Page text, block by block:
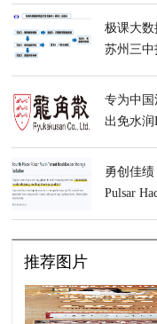
极课大
苏州三中
专为中
出免水
勇创佳
Pulsar
推荐图片